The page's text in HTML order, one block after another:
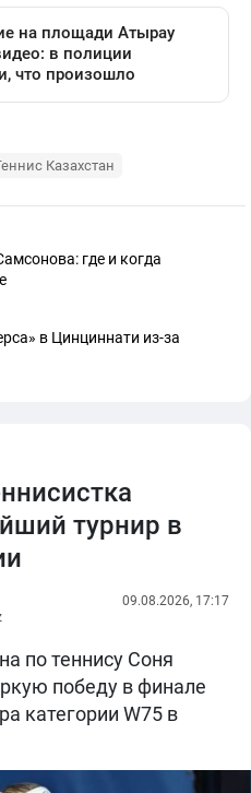
Казахстан
где и когда
в Цинциннати из-за
турнир в
09.08.2026, 17:17
по теннису Соня
победу в финале
категории W75 в